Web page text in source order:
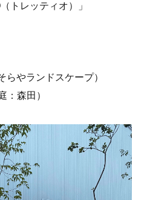
トレッティオ）」
らやランドスケープ）
：森田）